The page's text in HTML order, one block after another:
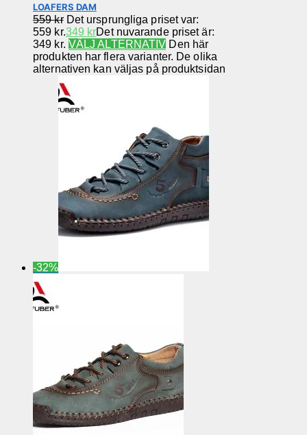
LOAFERS DAM
559kr Det ursprungliga priset var:
559 kr.349 krDet nuvarande priset är:
349 kr. VÄLJ ALTERNATIV Den här
produkten har flera varianter. De olika
alternativen kan väljas på produktsidan
-32%